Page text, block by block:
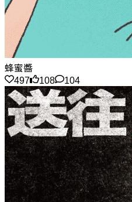
蜂蜜醬
497
108 104